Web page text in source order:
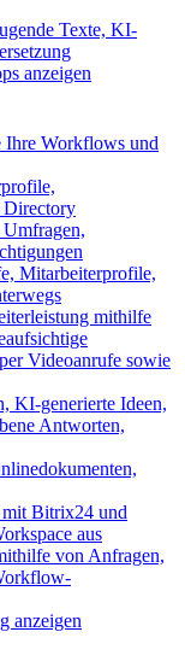
Texte, KI-
anzeigen
Ihre Workflows und
Directory
Mitarbeiterprofile,
mithilfe
Videoanrufe sowie
KI-generierte Ideen,
Antworten,
Bitrix24 und
aus
von Anfragen,
anzeigen